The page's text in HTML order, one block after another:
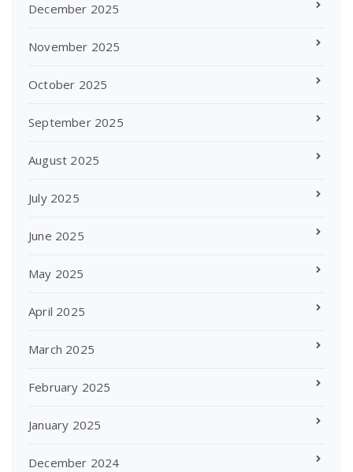
December 2025
November 2025
October 2025
September 2025
August 2025
July 2025
June 2025
May 2025
April 2025
March 2025
February 2025
January 2025
December 2024